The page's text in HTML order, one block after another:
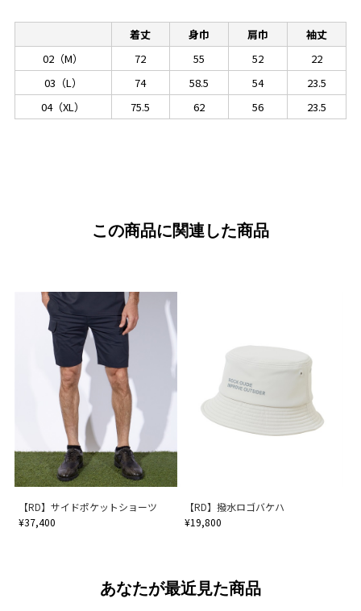
着丈 身巾 肩巾
袖丈
02（M）
72 55 52
22
03（L）
74 58.5 54
23.5
04（XL）
75.5 62 56 23.5
この商品に関連した商品
【RD】サイドポケットショーツ
¥37,400
【RD】撥水ロゴバケハ
¥19,800
あなたが最近見た商品